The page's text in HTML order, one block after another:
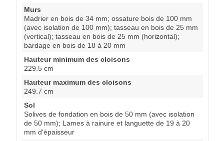
Murs
Madrier en bois de 34 mm; ossature bois de 100 mm
(avec isolation de 100 mm); tasseau en bois de 25 mm
(vertical); tasseau en bois de 25 mm (horizontal);
bardage en bois de 18 à 20 mm
Hauteur minimum des cloisons
229.5 cm
Hauteur maximum des cloisons
249.7 cm
Sol
Solives de fondation en bois de 50 mm (avec isolation
de 50 mm); Lames à rainure et languette de 19 à 20
mm d'épaisseur